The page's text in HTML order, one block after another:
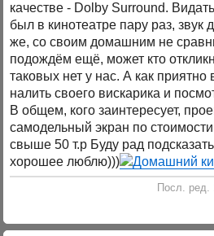
качестве - Dolby Surround.
был в кинотеатре пару раз, звук
же, со своим домашним не
подождём ещё, может кто
таковых нет у нас. А как приятно
налить своего вискарика и
В общем, кого заинтересует,
самодельный экран по
свыше 50 т.р Буду рад
хорошее люблю)))
Посл. ред.